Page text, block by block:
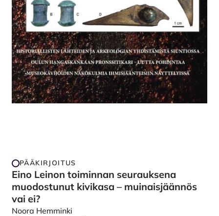
PÄÄKIRJOITUS
Eino Leinon toiminnan seurauksena
muodostunut kivikasa – muinaisjäännös
vai ei?
Noora Hemminki